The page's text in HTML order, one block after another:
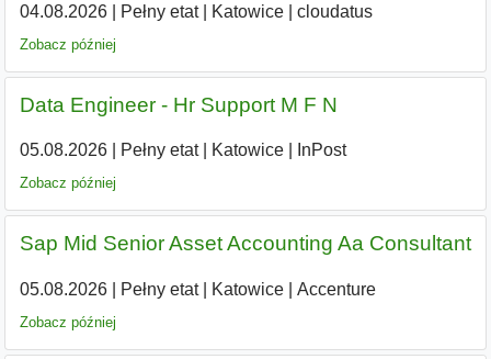
04.08.2026| Pełny etat| Katowice| cloudatus
Zobacz później
Data Engineer - Hr Support M F N
05.08.2026| Pełny etat| Katowice| InPost
Zobacz później
Sap Mid Senior Asset Accounting Aa Consultant
05.08.2026| Pełny etat| Katowice| Accenture
Zobacz później